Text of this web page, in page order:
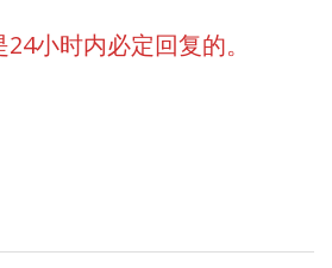
小时内必定回复的。